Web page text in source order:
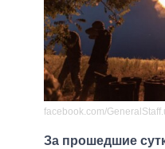
facebook.com/
За прошедшие